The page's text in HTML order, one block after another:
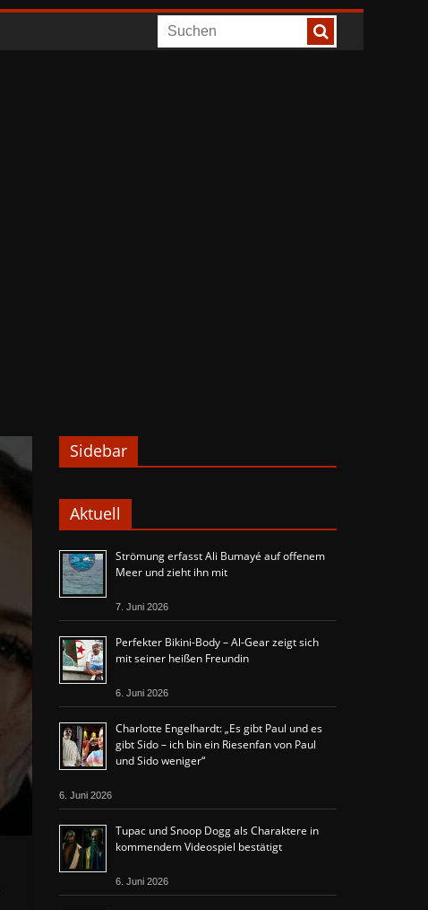
Sidebar
Aktuell
Strömung erfasst Ali Bumayé auf offenem
Meer und zieht ihn mit
7. Juni 2026
Perfekter Bikini-Body – Al-Gear zeigt sich
mit seiner heißen Freundin
6. Juni 2026
Charlotte Engelhardt: „Es gibt Paul und es
gibt Sido – ich bin ein Riesenfan von Paul
und Sido weniger“
6. Juni 2026
Tupac und Snoop Dogg als Charaktere in
kommendem Videospiel bestätigt
6. Juni 2026